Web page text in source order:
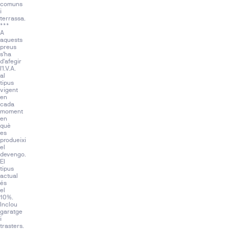
diario.
comuns
i
terrassa.
***
A
aquests
preus
s'ha
d'afegir
l'I.V.A.
al
tipus
vigent
en
cada
moment
en
què
es
produeixi
el
devengo.
El
tipus
actual
és
el
10%.
Inclou
garatge
i
trasters.